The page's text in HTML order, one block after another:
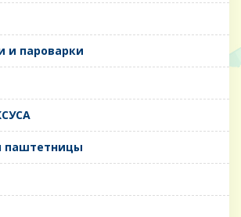
и пароварки
паштетницы